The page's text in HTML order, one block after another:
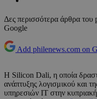
Δες περισσότερα άρθρα του
Google
Add philenews.com on
Η Silicon Dali, η οποία
ανάπτυξης λογισμικού και
υπηρεσιών IT στην